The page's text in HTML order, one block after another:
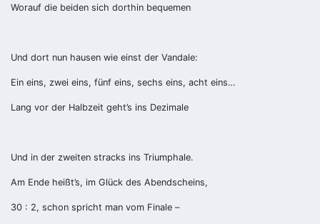
Worauf die beiden sich dorthin bequemen
Und dort nun hausen wie einst der Vandale:
Ein eins, zwei eins, fünf eins, sechs eins, acht eins…
Lang vor der Halbzeit geht’s ins Dezimale
Und in der zweiten stracks ins Triumphale.
Am Ende heißt’s, im Glück des Abendscheins,
30 : 2, schon spricht man vom Finale –